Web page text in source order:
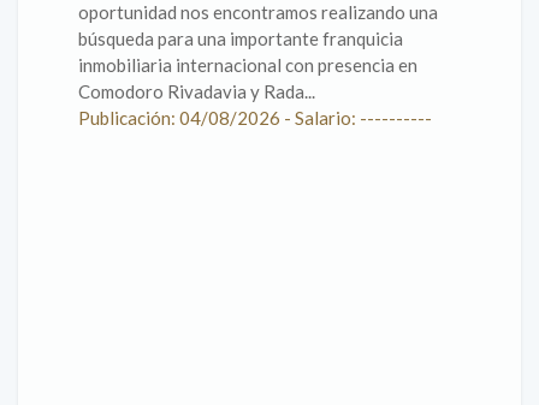
oportunidad nos encontramos realizando una
búsqueda para una importante franquicia
inmobiliaria internacional con presencia en
Comodoro Rivadavia y Rada...
Publicación: 04/08/2026 - Salario: ----------